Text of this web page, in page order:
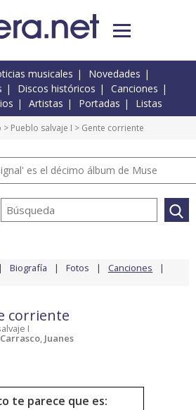
musicales
Novedades
Discos históricos
Canciones
Artistas Portadas Listas
> Pueblo salvaje I > Gente corriente
es el décimo álbum de Muse
Biografía Fotos Canciones
corriente
I
, Juanes
te parece que es: